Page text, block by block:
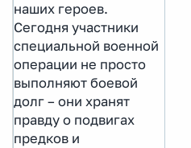
наших героев.
Сегодня участники
специальной военной
операции не просто
выполняют боевой
долг – они хранят
правду о подвигах
предков и